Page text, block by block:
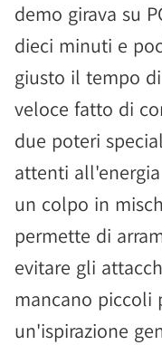
demo girava su
dieci minuti e
giusto il tempo
veloce fatto di
due poteri
attenti
un colpo in
permette di
evitare gli
mancano piccoli
un'ispirazione